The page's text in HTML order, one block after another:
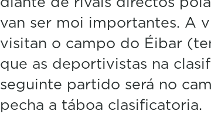
van ser moi importantes. A
visitan o campo do Éibar
que as deportivistas na
seguinte partido será no
pecha a táboa clasificatoria.